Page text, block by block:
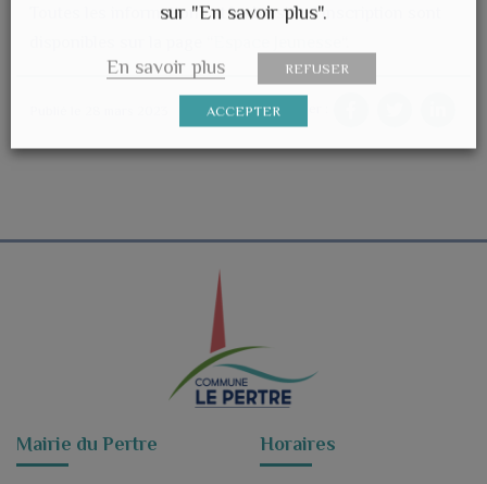
Toutes les informations et le dossier d’inscription sont
Partager :
Mairie du Pertre Horaires
sur "En savoir plus".
En savoir plus REFUSER
ACCEPTER